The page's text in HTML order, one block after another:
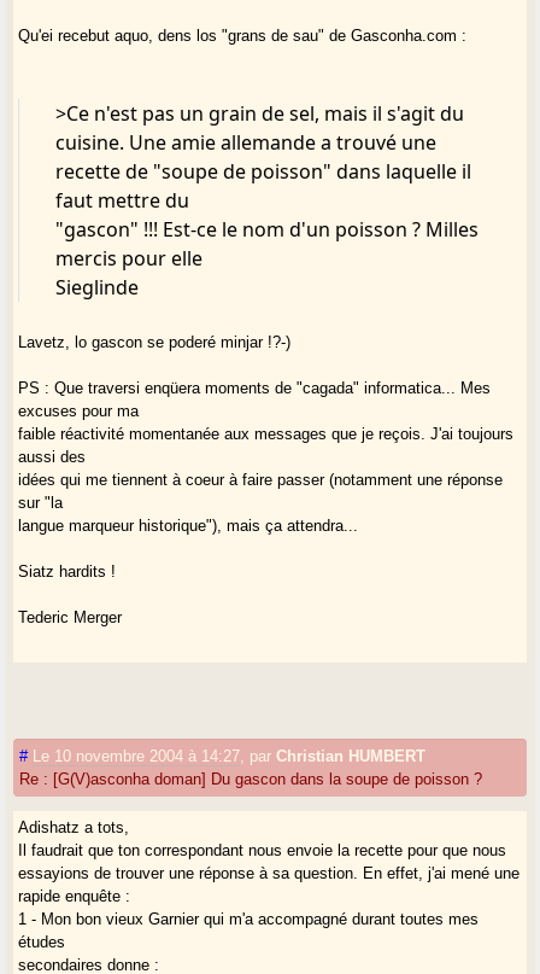
Qu'ei recebut aquo, dens los "grans de sau" de Gasconha.com :
>Ce n'est pas un grain de sel, mais il s'agit du
cuisine. Une amie allemande a trouvé une
recette de "soupe de poisson" dans laquelle il
faut mettre du
"gascon" !!! Est-ce le nom d'un poisson ? Milles
mercis pour elle
Sieglinde
Lavetz, lo gascon se poderé minjar !?-)
PS : Que traversi enqüera moments de "cagada" informatica... Mes
excuses pour ma
faible réactivité momentanée aux messages que je reçois. J'ai toujours
aussi des
idées qui me tiennent à coeur à faire passer (notamment une réponse
sur "la
langue marqueur historique"), mais ça attendra...
Siatz hardits !
Tederic Merger
# Le 10 novembre 2004 à 14:27 parChristian HUMBERT
Re : [G(V)asconha doman] Du gascon dans la soupe de poisson ?
Adishatz a tots,
Il faudrait que ton correspondant nous envoie la recette pour que nous
essayions de trouver une réponse à sa question. En effet, j'ai mené une
rapide enquête :
1 - Mon bon vieux Garnier qui m'a accompagné durant toutes mes
études
secondaires donne :